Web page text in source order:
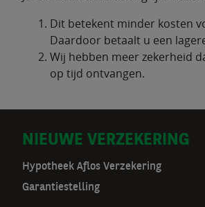
Dit betekent minder kosten
Daardoor betaalt u een
Wij hebben meer zekerheid
op tijd ontvangen.
D
o
NIEUWE VERZEKERING
Hypotheek Aflos Verzekering
Garantiestelling